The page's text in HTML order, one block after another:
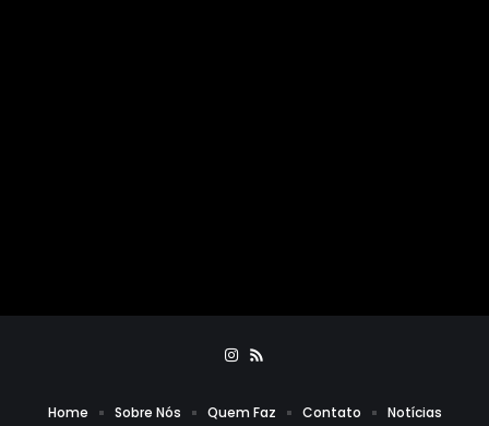
Home Sobre Nós Quem Faz Contato Notícias